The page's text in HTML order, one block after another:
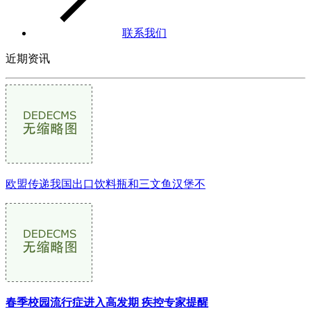
联系我们
近期资讯
欧盟传递我国出口饮料瓶和三文鱼汉堡不
春季校园流行症进入高发期 疾控专家提醒